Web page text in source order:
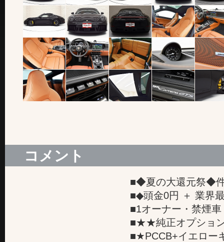
コメント
■◆夏の大還元祭◆
■◆頭金0円 ＋ 業界
■1オーナー・禁煙車
■★★純正オプショ
■★PCCB+イエロー